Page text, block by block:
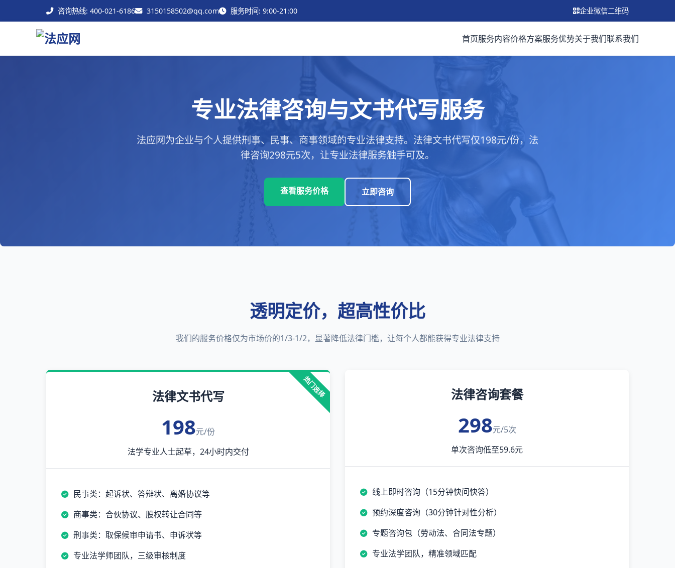
咨询热线: 400-021-6186 3150158502@qq.com 服务时间: 9:00-21:00 企业微信二维码
首页服务内容价格方案服务优势关于我们联系我们
专业法律咨询与文书代写服务
法应网为企业与个人提供刑事、民事、商事领域的专业法律支持。法律文书代写仅198元/份，法
律咨询298元5次，让专业法律服务触手可及。
查看服务价格 立即咨询
透明定价，超高性价比
我们的服务价格仅为市场价的1/3-1/2，显著降低法律门槛，让每个人都能获得专业法律支持
热门选择
法律文书代写
198元/份
法学专业人士起草，24小时内交付
民事类：起诉状、答辩状、离婚协议等
商事类：合伙协议、股权转让合同等
刑事类：取保候审申请书、申诉状等
专业法学师团队，三级审核制度
法律咨询套餐
298元/5次
单次咨询低至59.6元
线上即时咨询（15分钟快问快答）
预约深度咨询（30分钟针对性分析）
专题咨询包（劳动法、合同法专题）
专业法学团队，精准领域匹配